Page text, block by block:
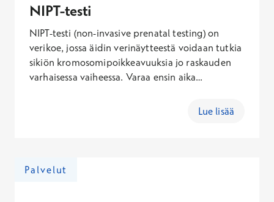
NIPT-testi
NIPT-testi (non-invasive prenatal testing) on
verikoe, jossa äidin verinäytteestä voidaan tutkia
sikiön kromosomipoikkeavuuksia jo raskauden
varhaisessa vaiheessa. Varaa ensin aika
näytteenottoa tarvitaan ultraäänitutkimus ja
min), ultraäänitutkimuksesta (174 €) ja palvelu- ja
Lue lisää
Palvelut